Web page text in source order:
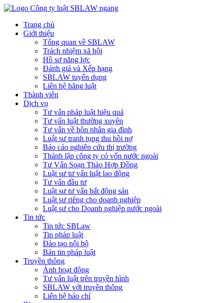
Trang chủ
Giới thiệu
Tổng quan về SBLAW
Trách nhiệm xã hội
Hồ sơ năng lực
Đánh giá và Xếp hạng
SBLAW tuyển dụng
Liên hệ hãng luật
Thành viên
Dịch vụ
Tư vấn pháp luật hiệu quả
Tư vấn luật thường xuyên
Tư vấn về hôn nhân gia đình
Luật sư tranh tụng thu hồi nợ
Báo cáo nghiên cứu thị trường
Thành lập công ty có vốn nước ngoài
Tư Vấn Soạn Thảo Hợp Đồng
Luật sư tư vấn luật lao động
Tư vấn đầu tư
Luật sư tư vấn bất động sản
Luật sư riêng cho doanh nghiệp
Luật sư cho Doanh nghiệp nước ngoài
Tin tức
Tin tức SBLaw
Tin pháp luật
Đào tạo nội bộ
Bản tin pháp luật
Truyền thông
Ảnh hoạt động
Tư vấn luật trên truyền hình
SBLAW với truyền thông
Liên hệ báo chí